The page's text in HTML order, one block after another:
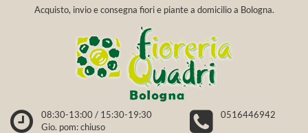
Acquisto, invio e consegna fiori e piante a domicilio a Bologna.
08:30-13:00 / 15:30-19:30
Gio. pom: chiuso
0516446942